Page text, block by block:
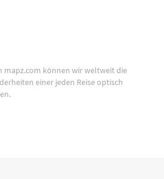
mapz.com können wir weltweit die
einer jeden Reise optisch